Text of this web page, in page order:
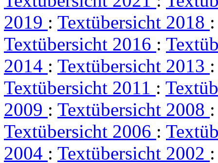
2019 : Textübersicht 2018
Textübersicht 2016 :
2014 : Textübersicht 2013
Textübersicht 2011 :
2009 : Textübersicht 2008
Textübersicht 2006 :
2004 : Textübersicht 2002